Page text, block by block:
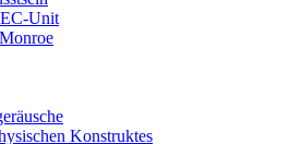
Unit
Konstruktes